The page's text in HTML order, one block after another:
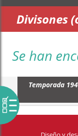
Divisones
Se han
Temporada